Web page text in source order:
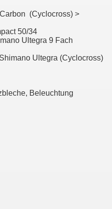
(Cyclocross) >
50/34
Ultegra 9 Fach
Ultegra (Cyclocross)
Beleuchtung